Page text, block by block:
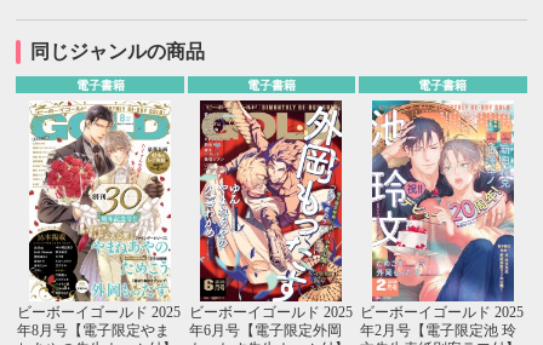
同じジャンルの商品
電子書籍
ビーボーイゴールド 2025
年8月号【電子限定やま
電子書籍
ビーボーイゴールド 2025
年6月号【電子限定外岡
電子書籍
ビーボーイゴールド 2025
年2月号【電子限定池 玲